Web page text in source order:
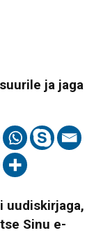
ja jaga
uudiskirjaga,
Sinu e-